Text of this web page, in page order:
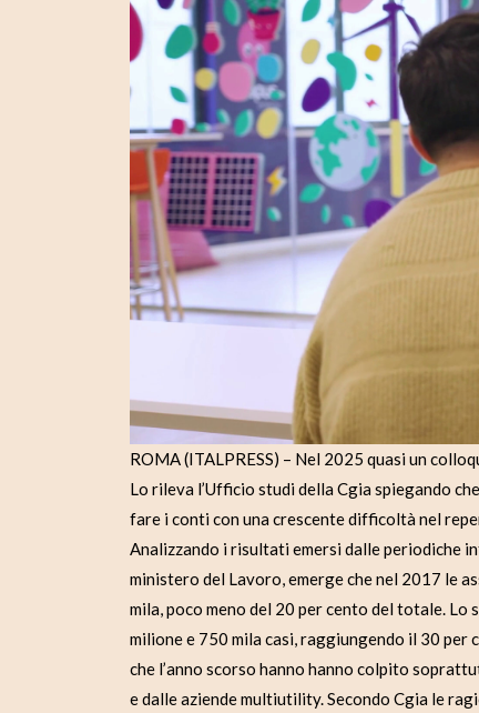
ROMA (ITALPRESS) – Nel 2025 quasi un
Lo rileva l’Ufficio studi della Cgia spiegando
fare i conti con una crescente difficoltà nel
Analizzando i risultati emersi dalle periodiche
ministero del Lavoro, emerge che nel 2017 le
mila, poco meno del 20 per cento del totale.
milione e 750 mila casi, raggiungendo il 30 per
che l’anno scorso hanno hanno colpito
e dalle aziende multiutility. Secondo Cgia le